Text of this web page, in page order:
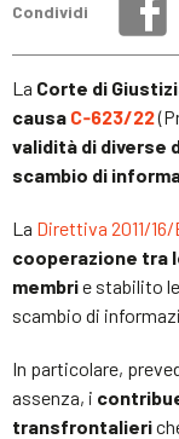
Condividi
La Corte di
causa C‑623/22
validità di diverse
scambio di
La Direttiva 2011/16/
cooperazione tra
membrie stabilito
scambio di
In particolare,
assenza, i
transfrontalieri